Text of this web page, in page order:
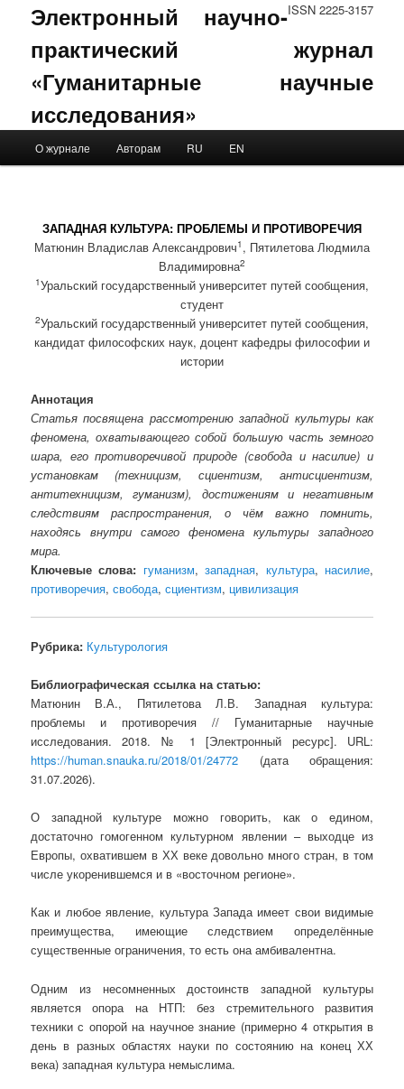
ISSN 2225-3157
Электронный научно-
практический журнал
«Гуманитарные научные
исследования»
Skip to primary content
Skip to secondary content
О журнале Авторам RU EN
ЗАПАДНАЯ КУЛЬТУРА: ПРОБЛЕМЫ И ПРОТИВОРЕЧИЯ
Матюнин Владислав Александрович1 , Пятилетова Людмила
Владимировна2
1Уральский государственный университет путей сообщения,
студент
2Уральский государственный университет путей сообщения,
кандидат философских наук, доцент кафедры философии и
истории
Аннотация
Статья посвящена рассмотрению западной культуры как
феномена, охватывающего собой большую часть земного
шара, его противоречивой природе (свобода и насилие) и
установкам (техницизм, сциентизм, антисциентизм,
антитехницизм, гуманизм), достижениям и негативным
следствиям распространения, о чём важно помнить,
находясь внутри самого феномена культуры западного
мира.
Ключевые слова: гуманизм,западная, культура, насилие,
противоречия,свобода,сциентизм, цивилизация
Рубрика: Культурология
Библиографическая ссылка на статью:
Матюнин В.А., Пятилетова Л.В. Западная культура:
проблемы и противоречия // Гуманитарные научные
исследования. 2018. № 1 [Электронный ресурс]. URL:
https://human.snauka.ru/2018/01/24772 (дата обращения:
31.07.2026).
О западной культуре можно говорить, как о едином,
достаточно гомогенном культурном явлении – выходце из
Европы, охватившем в ХХ веке довольно много стран, в том
числе укоренившемся и в «восточном регионе».
Как и любое явление, культура Запада имеет свои видимые
преимущества, имеющие следствием определённые
существенные ограничения, то есть она амбивалентна.
Одним из несомненных достоинств западной культуры
является опора на НТП: без стремительного развития
техники с опорой на научное знание (примерно 4 открытия в
день в разных областях науки по состоянию на конец ХХ
века) западная культура немыслима.